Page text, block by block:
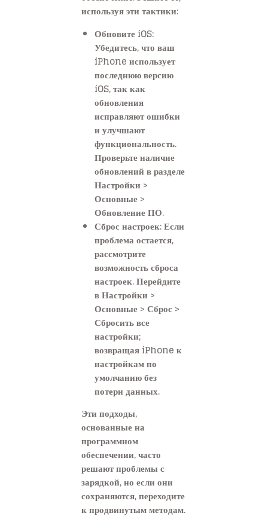
используя эти тактики:
Обновите iOS:
Убедитесь, что ваш
iPhone использует
последнюю версию
iOS, так как
обновления
исправляют ошибки
и улучшают
функциональность.
Проверьте наличие
обновлений в разделе
Настройки >
Основные >
Обновление ПО.
Сброс настроек: Если
проблема остается,
рассмотрите
возможность сброса
настроек. Перейдите
в Настройки >
Основные > Сброс >
Сбросить все
настройки;
возвращая iPhone к
настройкам по
умолчанию без
потери данных.
Эти подходы,
основанные на
программном
обеспечении, часто
решают проблемы с
зарядкой, но если они
сохраняются, переходите
к продвинутым методам.